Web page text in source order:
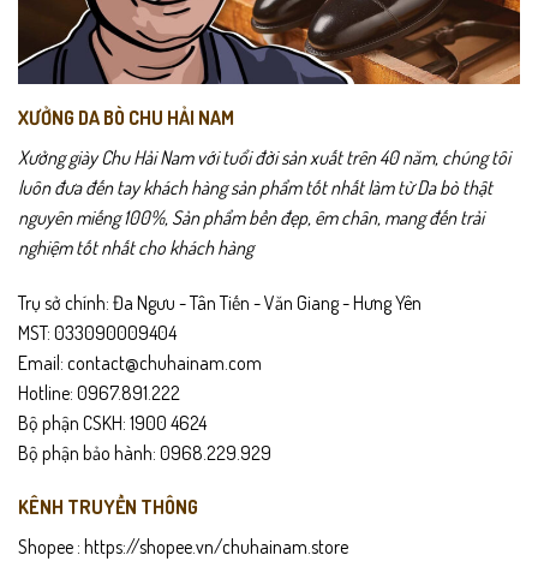
XƯỞNG DA BÒ CHU HẢI NAM
Xưởng giày Chu Hải Nam với tuổi đời sản xuất trên 40 năm, chúng tôi
luôn đưa đến tay khách hàng sản phẩm tốt nhất làm từ Da bò thật
nguyên miếng 100%, Sản phẩm bền đẹp, êm chân, mang đến trải
nghiệm tốt nhất cho khách hàng
Trụ sở chính: Đa Ngưu - Tân Tiến - Văn Giang - Hưng Yên
MST: 033090009404
Email: contact@chuhainam.com
Hotline: 0967.891.222
Bộ phận CSKH: 1900 4624
Bộ phận bảo hành: 0968.229.929
KÊNH TRUYỀN THÔNG
Shopee : https://shopee.vn/chuhainam.store